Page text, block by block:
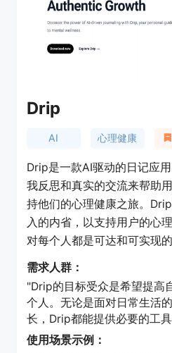
Drip
AI 心理健康
Drip是一款AI驱动的日记应
我反思和真实的交流来帮助
持他们的心理健康之旅。
入的内省，以支持用户的心
对每个人都是可达和可实现的
需求人群：
"Drip的目标受众是希望提高
个人。无论是面对日常生活
长，Drip都能提供必要的工
使用场景示例：